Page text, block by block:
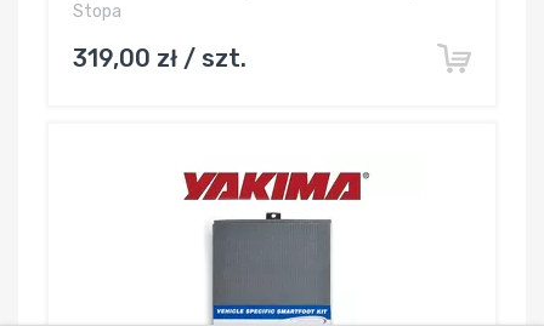
Stopa
319,00 zł / szt.